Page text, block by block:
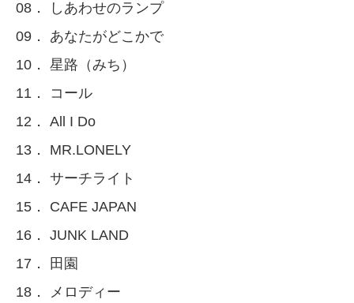
08． しあわせのランプ
09． あなたがどこかで
10． 星路（みち）
11． コール
12． All I Do
13． MR.LONELY
14． サーチライト
15． CAFE JAPAN
16． JUNK LAND
17． 田園
18． メロディー